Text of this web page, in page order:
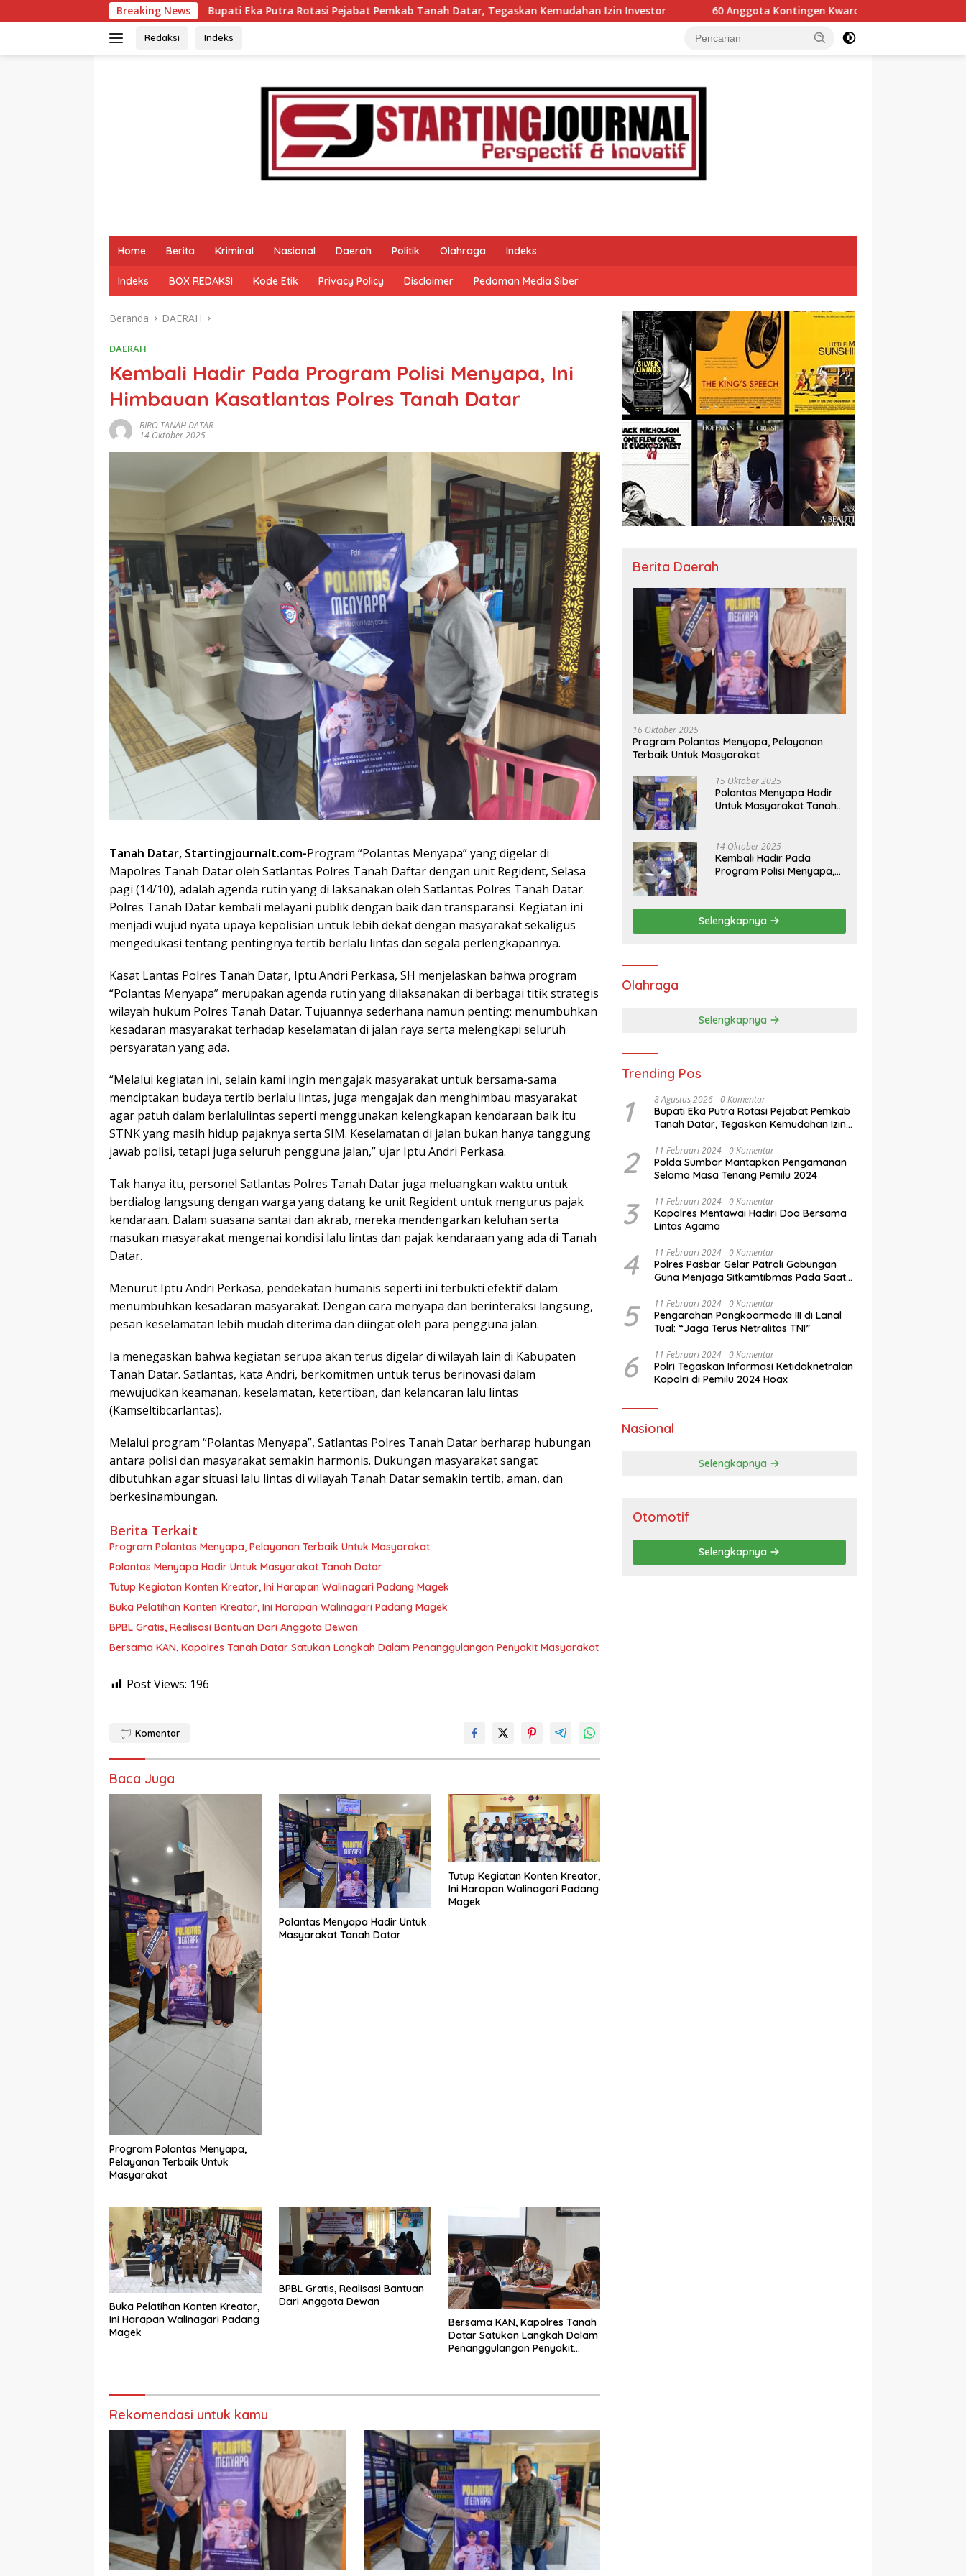
ke
Breaking News
Bupati Eka Putra Rotasi Pejabat Pemkab Tanah Datar, Tegaskan Kemudahan Izin Investor 60 Anggota Kontingen Kwarcab 0304 Gerakan Pramuka Tanah Datar Ikuti
Redaksi Indeks
Home Berita Kriminal Nasional Daerah Politik Olahraga Indeks
Indeks BOX REDAKSI Kode Etik Privacy Policy Disclaimer Pedoman Media Siber
Beranda DAERAH
DAERAH
Kembali Hadir Pada Program Polisi Menyapa, Ini
Himbauan Kasatlantas Polres Tanah Datar
BIRO TANAH DATAR
14 Oktober 2025
Tanah Datar, Startingjournalt.com-Program “Polantas Menyapa” yang digelar di
Mapolres Tanah Datar oleh Satlantas Polres Tanah Daftar dengan unit Regident, Selasa
pagi (14/10), adalah agenda rutin yang di laksanakan oleh Satlantas Polres Tanah Datar.
Polres Tanah Datar kembali melayani publik dengan baik dan transparansi. Kegiatan ini
menjadi wujud nyata upaya kepolisian untuk lebih dekat dengan masyarakat sekaligus
mengedukasi tentang pentingnya tertib berlalu lintas dan segala perlengkapannya.
Kasat Lantas Polres Tanah Datar, Iptu Andri Perkasa, SH menjelaskan bahwa program
“Polantas Menyapa” merupakan agenda rutin yang dilaksanakan di berbagai titik strategis
wilayah hukum Polres Tanah Datar. Tujuannya sederhana namun penting: menumbuhkan
kesadaran masyarakat terhadap keselamatan di jalan raya serta melengkapi seluruh
persyaratan yang ada.
“Melalui kegiatan ini, selain kami ingin mengajak masyarakat untuk bersama-sama
menciptakan budaya tertib berlalu lintas, juga mengajak dan menghimbau masyarakat
agar patuh dalam berlalulintas seperti menggunakan kelengkapan kendaraan baik itu
STNK yang masih hidup pajaknya serta SIM. Keselamatan di jalan bukan hanya tanggung
jawab polisi, tetapi juga seluruh pengguna jalan,” ujar Iptu Andri Perkasa.
Tak hanya itu, personel Satlantas Polres Tanah Datar juga meluangkan waktu untuk
berdialog langsung dengan warga yang datang ke unit Regident untuk mengurus pajak
kendaraan. Dalam suasana santai dan akrab, mereka mendengarkan keluhan serta
masukan masyarakat mengenai kondisi lalu lintas dan pajak kendaraan yang ada di Tanah
Datar.
Menurut Iptu Andri Perkasa, pendekatan humanis seperti ini terbukti efektif dalam
menumbuhkan kesadaran masyarakat. Dengan cara menyapa dan berinteraksi langsung,
pesan keselamatan lebih mudah diterima dan diingat oleh para pengguna jalan.
Ia menegaskan bahwa kegiatan serupa akan terus digelar di wilayah lain di Kabupaten
Tanah Datar. Satlantas, kata Andri, berkomitmen untuk terus berinovasi dalam
mewujudkan keamanan, keselamatan, ketertiban, dan kelancaran lalu lintas
(Kamseltibcarlantas).
Melalui program “Polantas Menyapa”, Satlantas Polres Tanah Datar berharap hubungan
antara polisi dan masyarakat semakin harmonis. Dukungan masyarakat sangat
dibutuhkan agar situasi lalu lintas di wilayah Tanah Datar semakin tertib, aman, dan
berkesinambungan.
Berita Terkait
Program Polantas Menyapa, Pelayanan Terbaik Untuk Masyarakat
Polantas Menyapa Hadir Untuk Masyarakat Tanah Datar
Tutup Kegiatan Konten Kreator, Ini Harapan Walinagari Padang Magek
Buka Pelatihan Konten Kreator, Ini Harapan Walinagari Padang Magek
BPBL Gratis, Realisasi Bantuan Dari Anggota Dewan
Bersama KAN, Kapolres Tanah Datar Satukan Langkah Dalam Penanggulangan Penyakit Masyarakat
Post Views: 196
Komentar
Baca Juga
Program Polantas Menyapa,
Pelayanan Terbaik Untuk
Masyarakat
Polantas Menyapa Hadir Untuk
Masyarakat Tanah Datar
Tutup Kegiatan Konten Kreator,
Ini Harapan Walinagari Padang
Magek
Buka Pelatihan Konten Kreator,
Ini Harapan Walinagari Padang
Magek
BPBL Gratis, Realisasi Bantuan
Dari Anggota Dewan
Bersama KAN, Kapolres Tanah
Datar Satukan Langkah Dalam
Penanggulangan Penyakit
Rekomendasi untuk kamu
Berita Daerah
16 Oktober 2025
Program Polantas Menyapa, Pelayanan
Terbaik Untuk Masyarakat
15 Oktober 2025
Polantas Menyapa Hadir
Untuk Masyarakat Tanah
14 Oktober 2025
Kembali Hadir Pada
Program Polisi Menyapa,
Selengkapnya
Olahraga
Selengkapnya
Trending Pos
1 8 Agustus 2026 0 Komentar
Bupati Eka Putra Rotasi Pejabat Pemkab
Tanah Datar, Tegaskan Kemudahan Izin
2 11 Februari 2024 0 Komentar
Polda Sumbar Mantapkan Pengamanan
Selama Masa Tenang Pemilu 2024
3 11 Februari 2024 0 Komentar
Kapolres Mentawai Hadiri Doa Bersama
Lintas Agama
4 11 Februari 2024 0 Komentar
Polres Pasbar Gelar Patroli Gabungan
Guna Menjaga Sitkamtibmas Pada Saat
5 11 Februari 2024 0 Komentar
Pengarahan Pangkoarmada III di Lanal
Tual: “Jaga Terus Netralitas TNI”
6 11 Februari 2024 0 Komentar
Polri Tegaskan Informasi Ketidaknetralan
Kapolri di Pemilu 2024 Hoax
Nasional
Selengkapnya
Otomotif
Selengkapnya